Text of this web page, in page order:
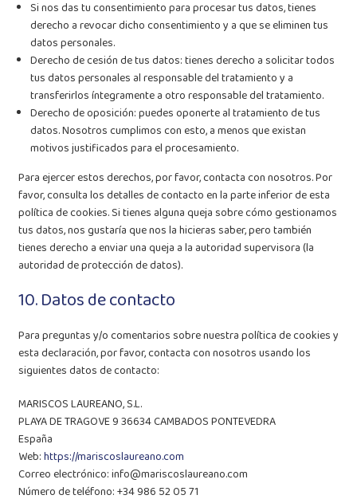
Si nos das tu consentimiento para procesar tus datos, tienes
derecho a revocar dicho consentimiento y a que se eliminen tus
datos personales.
Derecho de cesión de tus datos: tienes derecho a solicitar todos
tus datos personales al responsable del tratamiento y a
transferirlos íntegramente a otro responsable del tratamiento.
Derecho de oposición: puedes oponerte al tratamiento de tus
datos. Nosotros cumplimos con esto, a menos que existan
motivos justificados para el procesamiento.
Para ejercer estos derechos, por favor, contacta con nosotros. Por
favor, consulta los detalles de contacto en la parte inferior de esta
política de cookies. Si tienes alguna queja sobre cómo gestionamos
tus datos, nos gustaría que nos la hicieras saber, pero también
tienes derecho a enviar una queja a la autoridad supervisora (la
autoridad de protección de datos).
10. Datos de contacto
Para preguntas y/o comentarios sobre nuestra política de cookies y
esta declaración, por favor, contacta con nosotros usando los
siguientes datos de contacto:
MARISCOS LAUREANO, S.L.
PLAYA DE TRAGOVE 9 36634 CAMBADOS PONTEVEDRA
España
Web:https://mariscoslaureano.com
Correo electrónico:info@mariscoslaureano.com
Número de teléfono: +34 986 52 05 71